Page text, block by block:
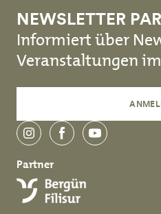
NEWSLETTER
Informiert über
Veranstaltungen im
instagramfacebookyoutube
Partner